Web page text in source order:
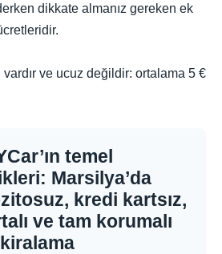
dikkate almanız gereken ek
ve ucuz değildir: ortalama 5 €
temel
Marsilya’da
kredi kartsız,
ve tam korumalı